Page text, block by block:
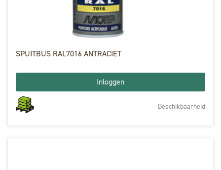
SPUITBUS RAL7016 ANTRACIET
Inloggen
Beschikbaarheid